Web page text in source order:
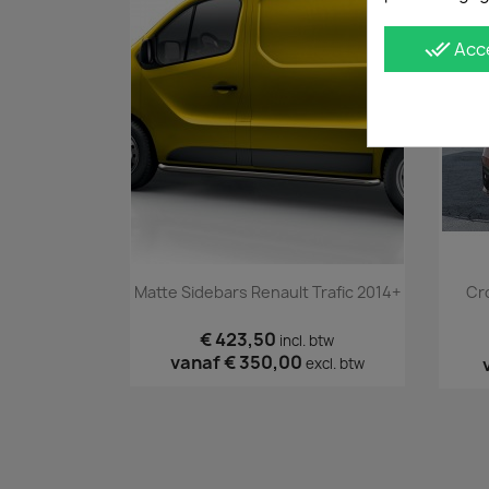
Snel bekijken
Matte Sidebars Renault Trafic 2014+
€ 423,50 incl. btw
vanaf€ 350,00 excl. btw
done_all